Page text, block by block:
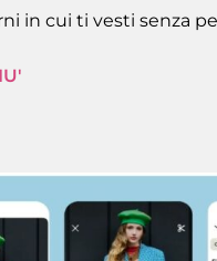
in cui ti vesti senza